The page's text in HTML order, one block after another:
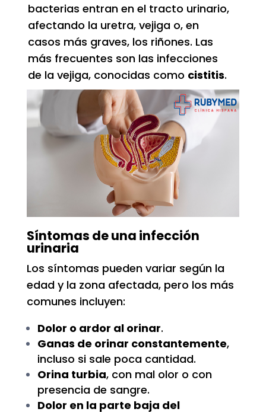
bacterias entran en el tracto urinario,
afectando la uretra, vejiga o, en
casos más graves, los riñones. Las
más frecuentes son las infecciones
de la vejiga, conocidas como cistitis.
Síntomas de una infección
urinaria
Los síntomas pueden variar según la
edad y la zona afectada, pero los más
comunes incluyen:
Dolor o ardor al orinar.
Ganas de orinar constantemente,
incluso si sale poca cantidad.
Orina turbia, con mal olor o con
presencia de sangre.
Dolor en la parte baja del